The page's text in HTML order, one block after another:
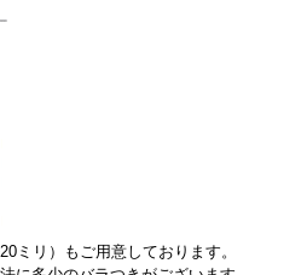
ミリ）もご用意しております。